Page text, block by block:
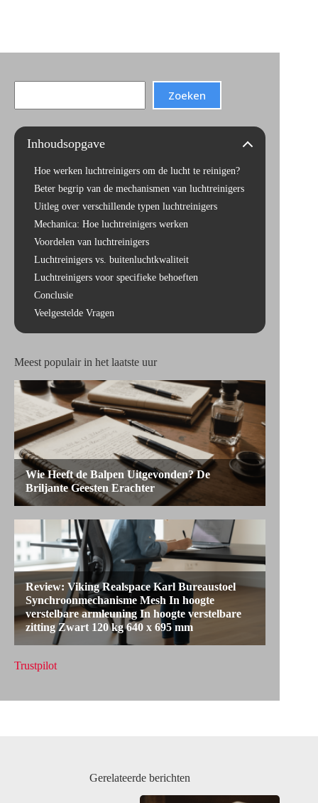
Zoeken
Inhoudsopgave
Hoe werken luchtreinigers om de lucht te reinigen?
Beter begrip van de mechanismen van luchtreinigers
Uitleg over verschillende typen luchtreinigers
Mechanica: Hoe luchtreinigers werken
Voordelen van luchtreinigers
Luchtreinigers vs. buitenluchtkwaliteit
Luchtreinigers voor specifieke behoeften
Conclusie
Veelgestelde Vragen
Meest populair in het laatste uur
Trustpilot
Gerelateerde berichten